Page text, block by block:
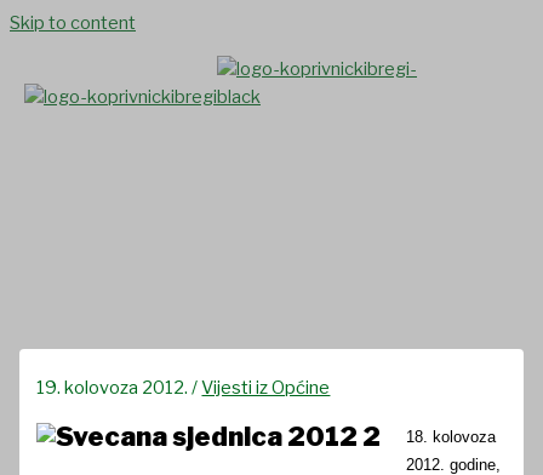
Skip to content
19. kolovoza 2012./Vijesti iz Općine
18. kolovoza
2012. godine,